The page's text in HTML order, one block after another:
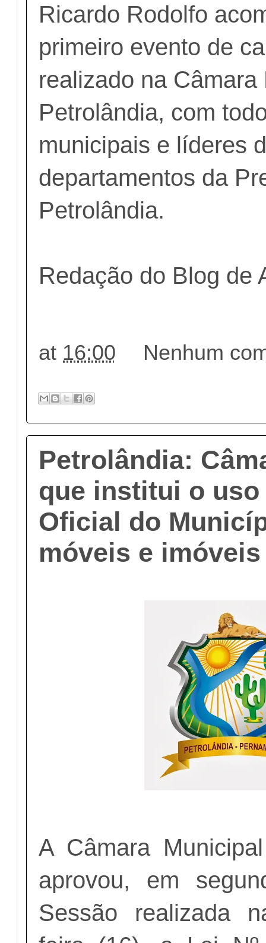
Ricardo Rodolfo
primeiro evento de
realizado na Câmara
Petrolândia, com
municipais e líderes
departamentos da
Petrolândia.
Redação do Blog de
at 16:00 Nenhum
Petrolândia:
que institui o
Oficial do
móveis e
A Câmara
aprovou, em
Sessão realizada